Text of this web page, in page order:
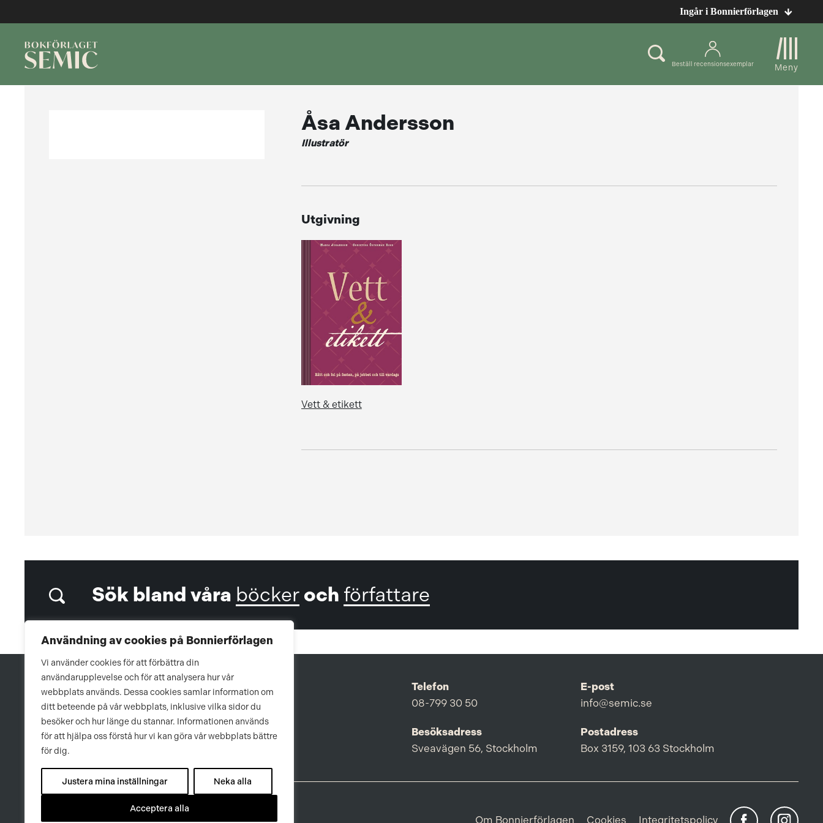
Användning av cookies på Bonnierförlagen
Vi använder cookies för att förbättra din
användarupplevelse och för att analysera hur vår
webbplats används. Dessa cookies samlar information om
ditt beteende på vår webbplats, inklusive vilka sidor du
besöker och hur länge du stannar. Informationen används
för att hjälpa oss förstå hur vi kan göra vår webbplats bättre
för dig.
Justera mina inställningar Neka alla
Acceptera alla
Ingår i Bonnierförlagen
Beställ recensionsexemplar Meny
Åsa Andersson
Illustratör
Utgivning
Vett & etikett
Sök bland våra böcker och författare
Telefon
08-799 30 50
E-post
info@semic.se
Besöksadress
Sveavägen 56, Stockholm
Postadress
Box 3159, 103 63 Stockholm
Om Bonnierförlagen Cookies Integritetspolicy